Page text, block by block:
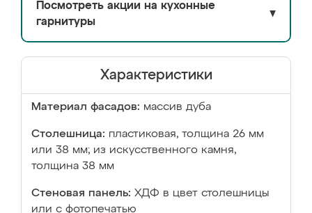
Посмотреть акции на кухонные
гарнитуры
▼
Характеристики
Материал фасадов: массив дуба
Столешница: пластиковая, толщина 26 мм
или 38 мм; из искусственного камня,
толщина 38 мм
Стеновая панель: ХДФ в цвет столешницы
или с фотопечатью